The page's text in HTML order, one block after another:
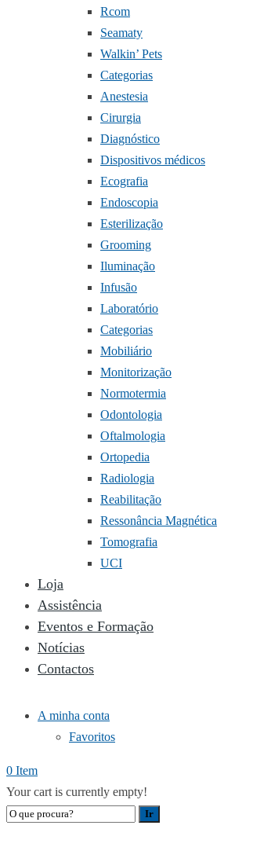
Rcom
Seamaty
Walkin’ Pets
Categorias
Anestesia
Cirurgia
Diagnóstico
Dispositivos médicos
Ecografia
Endoscopia
Esterilização
Grooming
Iluminação
Infusão
Laboratório
Categorias
Mobiliário
Monitorização
Normotermia
Odontologia
Oftalmologia
Ortopedia
Radiologia
Reabilitação
Ressonância Magnética
Tomografia
UCI
Loja
Assistência
Eventos e Formação
Notícias
Contactos
A minha conta
Favoritos
0 Item
Your cart is currently empty!